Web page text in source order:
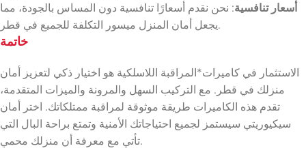
أسعار تنافسية: نحن نقدم أسعارًا تنافسية دون المساس بالجودة، مما
يجعل أمان المنزل ميسور التكلفة للجميع في قطر.
خاتمة
الاستثمار في كاميرات*المراقبة اللاسلكية هو اختيار ذكي لتعزيز أمان
منزلك في قطر. مع التركيب السهل والمرونة والميزات المتقدمة،
تقدم هذه الكاميرات طريقة موثوقة لمراقبة ممتلكاتك. اختر أمان
سيكيوريتي سيستمز لجميع احتياجاتك الأمنية وتمتع براحة البال التي
تأتي مع معرفة أن منزلك محمي.